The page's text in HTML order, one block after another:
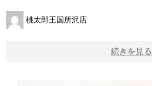
桃太郎王国所沢店
続きを見る